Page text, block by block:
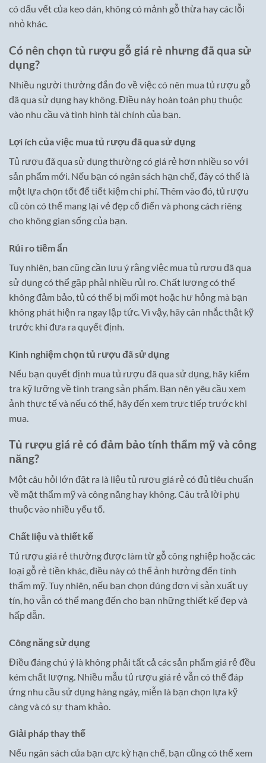
có dấu vết của keo dán, không có mảnh gỗ thừa hay các lỗi
nhỏ khác.
Có nên chọn tủ rượu gỗ giá rẻ nhưng đã qua sử
dụng?
Nhiều người thường đắn đo về việc có nên mua tủ rượu gỗ
đã qua sử dụng hay không. Điều này hoàn toàn phụ thuộc
vào nhu cầu và tình hình tài chính của bạn.
Lợi ích của việc mua tủ rượu đã qua sử dụng
Tủ rượu đã qua sử dụng thường có giá rẻ hơn nhiều so với
sản phẩm mới. Nếu bạn có ngân sách hạn chế, đây có thể là
một lựa chọn tốt để tiết kiệm chi phí. Thêm vào đó, tủ rượu
cũ còn có thể mang lại vẻ đẹp cổ điển và phong cách riêng
cho không gian sống của bạn.
Rủi ro tiềm ẩn
Tuy nhiên, bạn cũng cần lưu ý rằng việc mua tủ rượu đã qua
sử dụng có thể gặp phải nhiều rủi ro. Chất lượng có thể
không đảm bảo, tủ có thể bị mối mọt hoặc hư hỏng mà bạn
không phát hiện ra ngay lập tức. Vì vậy, hãy cân nhắc thật kỹ
trước khi đưa ra quyết định.
Kinh nghiệm chọn tủ rượu đã sử dụng
Nếu bạn quyết định mua tủ rượu đã qua sử dụng, hãy kiểm
tra kỹ lưỡng về tình trạng sản phẩm. Bạn nên yêu cầu xem
ảnh thực tế và nếu có thể, hãy đến xem trực tiếp trước khi
mua.
Tủ rượu giá rẻ có đảm bảo tính thẩm mỹ và công
năng?
Một câu hỏi lớn đặt ra là liệu tủ rượu giá rẻ có đủ tiêu chuẩn
về mặt thẩm mỹ và công năng hay không. Câu trả lời phụ
thuộc vào nhiều yếu tố.
Chất liệu và thiết kế
Tủ rượu giá rẻ thường được làm từ gỗ công nghiệp hoặc các
loại gỗ rẻ tiền khác, điều này có thể ảnh hưởng đến tính
thẩm mỹ. Tuy nhiên, nếu bạn chọn đúng đơn vị sản xuất uy
tín, họ vẫn có thể mang đến cho bạn những thiết kế đẹp và
hấp dẫn.
Công năng sử dụng
Điều đáng chú ý là không phải tất cả các sản phẩm giá rẻ đều
kém chất lượng. Nhiều mẫu tủ rượu giá rẻ vẫn có thể đáp
ứng nhu cầu sử dụng hàng ngày, miễn là bạn chọn lựa kỹ
càng và có sự tham khảo.
Giải pháp thay thế
Nếu ngân sách của bạn cực kỳ hạn chế, bạn cũng có thể xem